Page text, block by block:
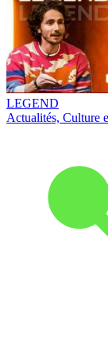
LEGEND
Actualités, Culture